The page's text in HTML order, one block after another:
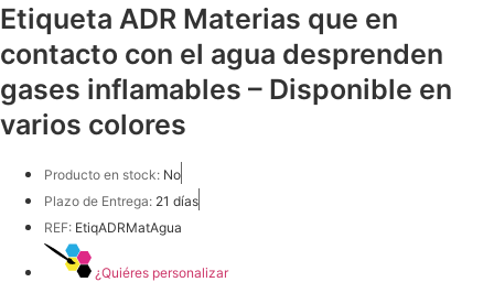
Etiqueta ADR Materias que en
contacto con el agua desprenden
gases inflamables – Disponible en
varios colores
Producto en stock: No
Plazo de Entrega: 21 días
REF: EtiqADRMatAgua
¿Quiéres personalizar